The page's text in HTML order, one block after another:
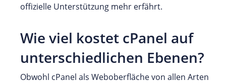
offizielle Unterstützung mehr erfährt.
Wie viel kostet cPanel auf
unterschiedlichen Ebenen?
Obwohl cPanel als Weboberfläche von allen Arten